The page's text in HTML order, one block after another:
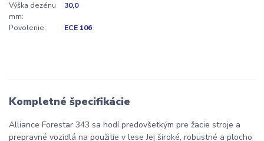
Výška dezénu
mm:
30,0
Povolenie: ECE 106
Kompletné špecifikácie
Alliance Forestar 343 sa hodí predovšetkým pre žacie stroje a
prepravné vozidlá na použitie v lese Jej široké, robustné a plocho